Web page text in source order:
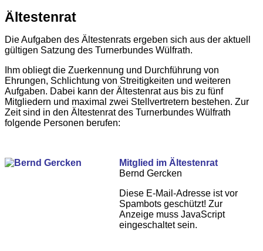
Ältestenrat
Die Aufgaben des Ältestenrats ergeben sich aus der aktuell
gültigen Satzung des Turnerbundes Wülfrath.
Ihm obliegt die Zuerkennung und Durchführung von
Ehrungen, Schlichtung von Streitigkeiten und weiteren
Aufgaben. Dabei kann der Ältestenrat aus bis zu fünf
Mitgliedern und maximal zwei Stellvertretern bestehen. Zur
Zeit sind in den Ältestenrat des Turnerbundes Wülfrath
folgende Personen berufen:
Mitglied im Ältestenrat
Bernd Gercken
Diese E-Mail-Adresse ist vor
Spambots geschützt! Zur
Anzeige muss JavaScript
eingeschaltet sein.